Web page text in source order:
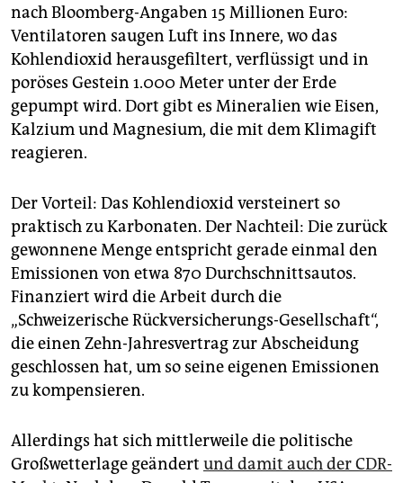
nach Bloomberg-Angaben 15 Millionen Euro:
Ventilatoren saugen Luft ins Innere, wo das
Kohlendioxid herausgefiltert, verflüssigt und in
poröses Gestein 1.000 Meter unter der Erde
gepumpt wird. Dort gibt es Mineralien wie Eisen,
Kalzium und Magnesium, die mit dem Klimagift
reagieren.
Der Vorteil: Das Kohlendioxid versteinert so
praktisch zu Karbonaten. Der Nachteil: Die zurück
gewonnene Menge entspricht gerade einmal den
Emissionen von etwa 870 Durchschnittsautos.
Finanziert wird die Arbeit durch die
„Schweizerische Rückversicherungs-Gesellschaft“,
die einen Zehn-Jahresvertrag zur Abscheidung
geschlossen hat, um so seine eigenen Emissionen
zu kompensieren.
Allerdings hat sich mittlerweile die politische
Großwetterlage geändert und damit auch der CDR-